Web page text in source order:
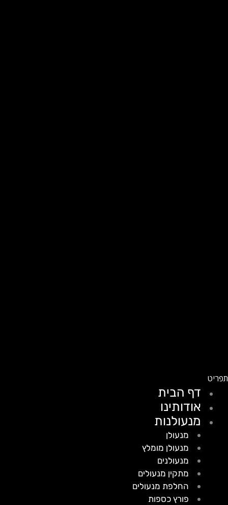
דף הבית
אודותינו
מנעולנות
מנעולן
מנעולן מומלץ
מנעולנים
מתקין מנעולים
החלפת מנעולים
פורץ כספות